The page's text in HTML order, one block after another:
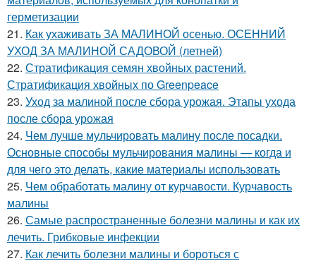
герметизации
21. Как ухаживать ЗА МАЛИНОЙ осенью. ОСЕННИЙ
УХОД ЗА МАЛИНОЙ САДОВОЙ (летней)
22. Стратификация семян хвойных растений.
Стратификация хвойных по Greenpeace
23. Уход за малиной после сбора урожая. Этапы ухода
после сбора урожая
24. Чем лучше мульчировать малину после посадки.
Основные способы мульчирования малины — когда и
для чего это делать, какие материалы использовать
25. Чем обработать малину от курчавости. Курчавость
малины
26. Самые распространенные болезни малины и как их
лечить. Грибковые инфекции
27. Как лечить болезни малины и бороться с